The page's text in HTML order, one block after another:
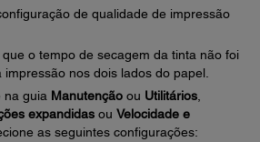
de qualidade de impressão
o tempo de secagem da tinta não foi
nos dois lados do papel.
na guia Manutenção ou Utilitários
expandidas ou Velocidade e
as seguintes configurações: